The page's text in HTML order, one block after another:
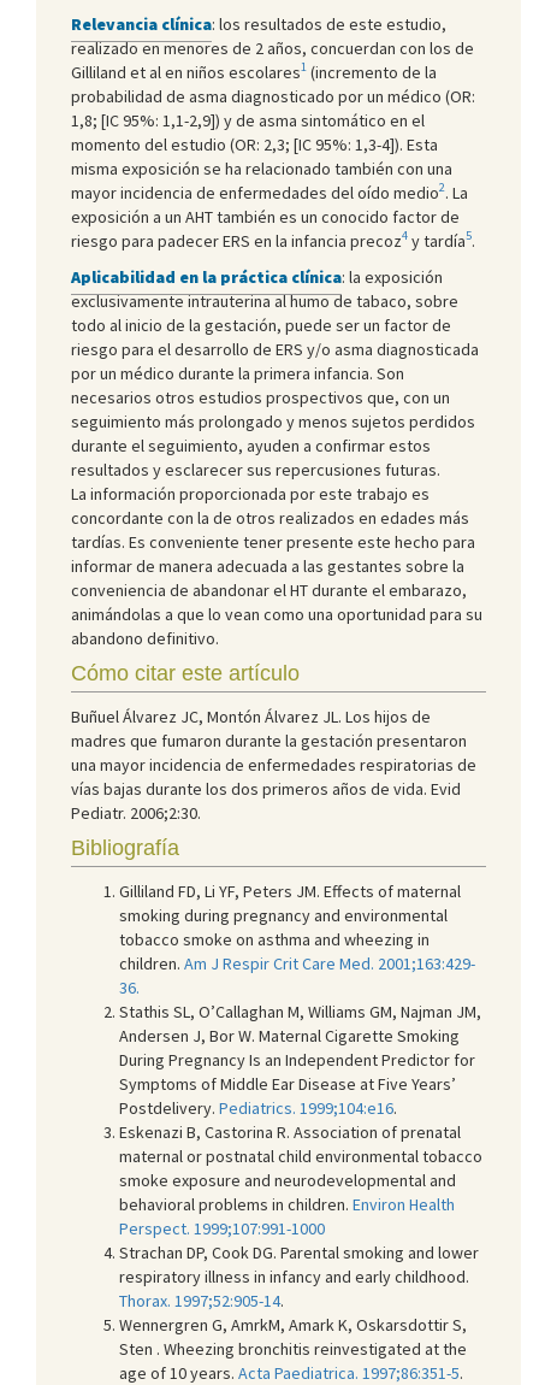
Relevancia clínica: los resultados de este estudio,
realizado en menores de 2 años, concuerdan con los de
Gilliland et al en niños escolares1 (incremento de la
probabilidad de asma diagnosticado por un médico (OR:
1,8; [IC 95%: 1,1-2,9]) y de asma sintomático en el
momento del estudio (OR: 2,3; [IC 95%: 1,3-4]). Esta
misma exposición se ha relacionado también con una
mayor incidencia de enfermedades del oído medio2. La
exposición a un AHT también es un conocido factor de
riesgo para padecer ERS en la infancia precoz4 y tardía5.
Aplicabilidad en la práctica clínica: la exposición
exclusivamente intrauterina al humo de tabaco, sobre
todo al inicio de la gestación, puede ser un factor de
riesgo para el desarrollo de ERS y/o asma diagnosticada
por un médico durante la primera infancia. Son
necesarios otros estudios prospectivos que, con un
seguimiento más prolongado y menos sujetos perdidos
durante el seguimiento, ayuden a confirmar estos
resultados y esclarecer sus repercusiones futuras.
La información proporcionada por este trabajo es
concordante con la de otros realizados en edades más
tardías. Es conveniente tener presente este hecho para
informar de manera adecuada a las gestantes sobre la
conveniencia de abandonar el HT durante el embarazo,
animándolas a que lo vean como una oportunidad para su
abandono definitivo.
Cómo citar este artículo
Buñuel Álvarez JC, Montón Álvarez JL. Los hijos de
madres que fumaron durante la gestación presentaron
una mayor incidencia de enfermedades respiratorias de
vías bajas durante los dos primeros años de vida. Evid
Pediatr. 2006;2:30.
Bibliografía
Gilliland FD, Li YF, Peters JM. Effects of maternal
smoking during pregnancy and environmental
tobacco smoke on asthma and wheezing in
children. Am J Respir Crit Care Med. 2001;163:429-
36.
Stathis SL, O’Callaghan M, Williams GM, Najman JM,
Andersen J, Bor W. Maternal Cigarette Smoking
During Pregnancy Is an Independent Predictor for
Symptoms of Middle Ear Disease at Five Years’
Postdelivery. Pediatrics. 1999;104:e16.
Eskenazi B, Castorina R. Association of prenatal
maternal or postnatal child environmental tobacco
smoke exposure and neurodevelopmental and
behavioral problems in children. Environ Health
Perspect. 1999;107:991-1000
Strachan DP, Cook DG. Parental smoking and lower
respiratory illness in infancy and early childhood.
Thorax. 1997;52:905-14.
Wennergren G, AmrkM, Amark K, Oskarsdottir S,
Sten . Wheezing bronchitis reinvestigated at the
age of 10 years. Acta Paediatrica. 1997;86:351-5.